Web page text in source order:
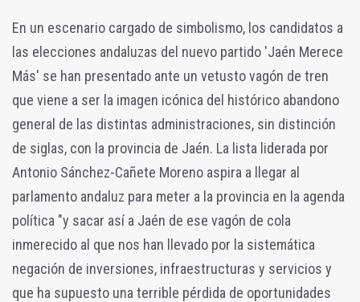
En un escenario cargado de simbolismo, los candidatos a
las elecciones andaluzas del nuevo partido 'Jaén Merece
Más' se han presentado ante un vetusto vagón de tren
que viene a ser la imagen icónica del histórico abandono
general de las distintas administraciones, sin distinción
de siglas, con la provincia de Jaén. La lista liderada por
Antonio Sánchez-Cañete Moreno aspira a llegar al
parlamento andaluz para meter a la provincia en la agenda
política "y sacar así a Jaén de ese vagón de cola
inmerecido al que nos han llevado por la sistemática
negación de inversiones, infraestructuras y servicios y
que ha supuesto una terrible pérdida de oportunidades